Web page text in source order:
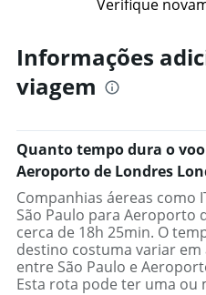
Verifique
Informações
viagem
Quanto tempo dura o
Aeroporto de Londres
Companhias áereas como
São Paulo para Aeroporto
cerca de 18h 25min. O
destino costuma variar em
entre São Paulo e
Esta rota pode ter uma ou